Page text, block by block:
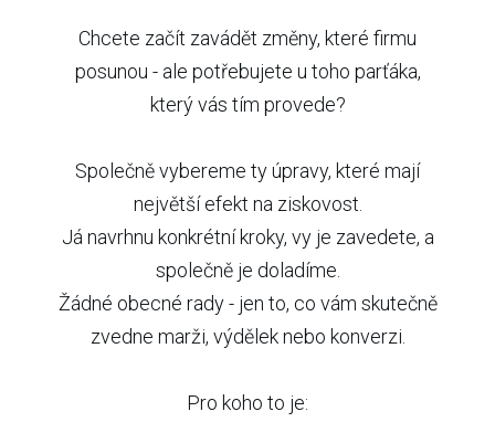
Chcete začít zavádět změny, které firmu
posunou - ale potřebujete u toho parťáka,
který vás tím provede?
Společně vybereme ty úpravy, které mají
největší efekt na ziskovost.
Já navrhnu konkrétní kroky, vy je zavedete, a
společně je doladíme.
Žádné obecné rady - jen to, co vám skutečně
zvedne marži, výdělek nebo konverzi.
Pro koho to je: